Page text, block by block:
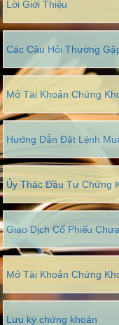
Lời Giới Thiệu
Các Câu Hỏi Thường
Mở Tài Khoản Chứng
Hướng Dẫn Đặt Lệnh
Ủy Thác Đầu Tư Chứng
Giao Dịch Cổ Phiếu
Mở Tài Khoản Chứng
Lưu ký chứng khoán